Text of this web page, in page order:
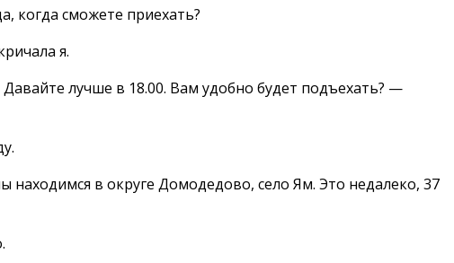
когда сможете приехать?
я.
лучше в 18.00. Вам удобно будет подъехать? —
в округе Домодедово, село Ям. Это недалеко, 37